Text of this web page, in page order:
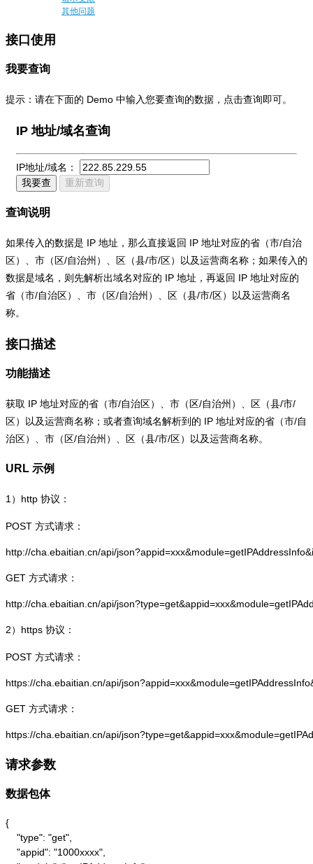
其他问题
接口使用
我要查询
提示：请在下面的 Demo 中输入您要查询的数据，点击查询即可。
IP 地址/域名查询
IP地址/域名：
我要查
重新查询
查询说明
如果传入的数据是 IP 地址，那么直接返回 IP 地址对应的省（市/自治
区）、市（区/自治州）、区（县/市/区）以及运营商名称；如果传入的
数据是域名，则先解析出域名对应的 IP 地址，再返回 IP 地址对应的
省（市/自治区）、市（区/自治州）、区（县/市/区）以及运营商名
称。
接口描述
功能描述
获取 IP 地址对应的省（市/自治区）、市（区/自治州）、区（县/市/
区）以及运营商名称；或者查询域名解析到的 IP 地址对应的省（市/自
治区）、市（区/自治州）、区（县/市/区）以及运营商名称。
URL 示例
1） http 协议：
POST 方式请求：
http://cha.ebaitian.cn/api/
GET 方式请求：
http://cha.ebaitian.cn/api/
2） https 协议：
POST 方式请求：
https://cha.ebaitian.cn/api/
GET 方式请求：
https://cha.ebaitian.cn/api/
请求参数
数据包体
{
    "type": "get",
    "appid": "1000xxxx",